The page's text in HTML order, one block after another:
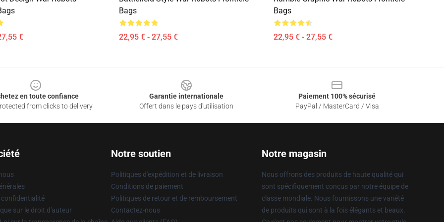
€
Bags
22,95 € - 27,55 €
Bags
22,95 € - 27,55 €
en toute confiance
from clicks to delivery
Garantie internationale
Offert dans le pays d'utilisation
Paiement 100% sécurisé
PayPal / MasterCard / Visa
confidentialité
sur le droit d'auteur
Notre soutien
Politiques d'expédition et de livraison
Conditions de paiement
Politiques de retour et de remboursement
Contactez-nous
Notre magasin
Nous offrons des produits de haute qualité qui
sont spécifiquement conçus par notre équipe de
classe mondiale. Nous fournissons une variété
de produits qui sont à la fois élégants et beaux.